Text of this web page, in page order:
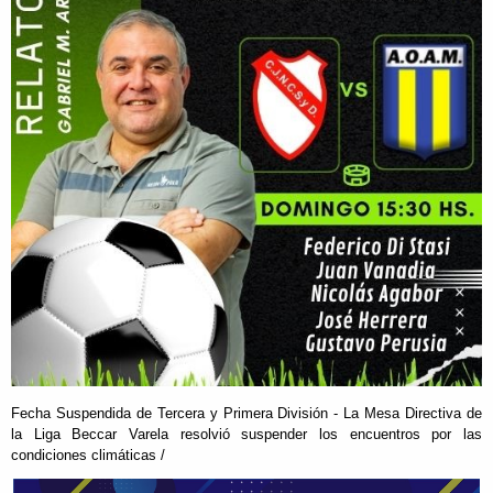
Fecha Suspendida de Tercera y Primera División - La Mesa Directiva de
la Liga Beccar Varela resolvió suspender los encuentros por las
condiciones climáticas /